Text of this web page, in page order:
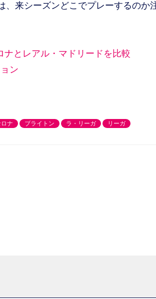
来シーズンどこでプレーするのか
とレアル・マドリードを比較
ン
ナ ブライトン ラ・リーガ
リーガ